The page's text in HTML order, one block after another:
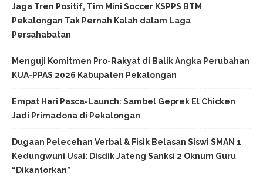
Jaga Tren Positif, Tim Mini Soccer KSPPS BTM
Pekalongan Tak Pernah Kalah dalam Laga
Persahabatan
Menguji Komitmen Pro-Rakyat di Balik Angka Perubahan
KUA-PPAS 2026 Kabupaten Pekalongan
Empat Hari Pasca-Launch: Sambel Geprek El Chicken
Jadi Primadona di Pekalongan
Dugaan Pelecehan Verbal & Fisik Belasan Siswi SMAN 1
Kedungwuni Usai: Disdik Jateng Sanksi 2 Oknum Guru
“Dikantorkan”